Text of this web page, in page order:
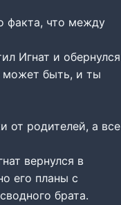
факта, что между
Игнат и обернулся
может быть, и ты
от родителей, а все
вернулся в
его планы с
брата.